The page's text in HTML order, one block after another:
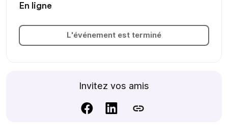
En ligne
L'événement est terminé
Invitez vos amis